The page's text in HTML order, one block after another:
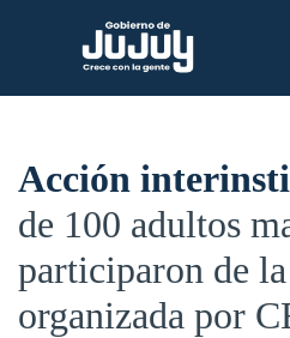
Acción
de 100 adultos
participaron de
organizada por